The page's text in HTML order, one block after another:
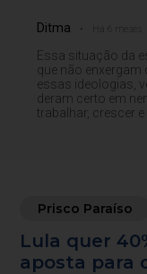
Ditma Há 6 meses
Essa situação da
que não
essas ideologias,
deram certo em
trabalhar, crescer e
Prisco Paraíso
Lula quer
aposta para